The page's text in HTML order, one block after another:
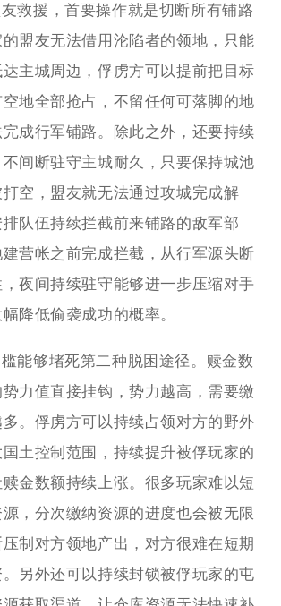
救援，首要操作就是切断所有铺路
盟友无法借用沦陷者的领地，只能
主城周边，俘虏方可以提前把目标
地全部抢占，不留任何可落脚的地
成行军铺路。除此之外，还要持续
间断驻守主城耐久，只要保持城池
空，盟友就无法通过攻城完成解
队伍持续拦截前来铺路的敌军部
营帐之前完成拦截，从行军源头断
夜间持续驻守能够进一步压缩对手
降低偷袭成功的概率。
能够堵死第二种脱困途径。赎金数
力值直接挂钩，势力越高，需要缴
。俘虏方可以持续占领对方的野外
土控制范围，持续提升被俘玩家的
金数额持续上涨。很多玩家难以短
，分次缴纳资源的进度也会被无限
制对方领地产出，对方很难在短期
另外还可以持续封锁被俘玩家的屯